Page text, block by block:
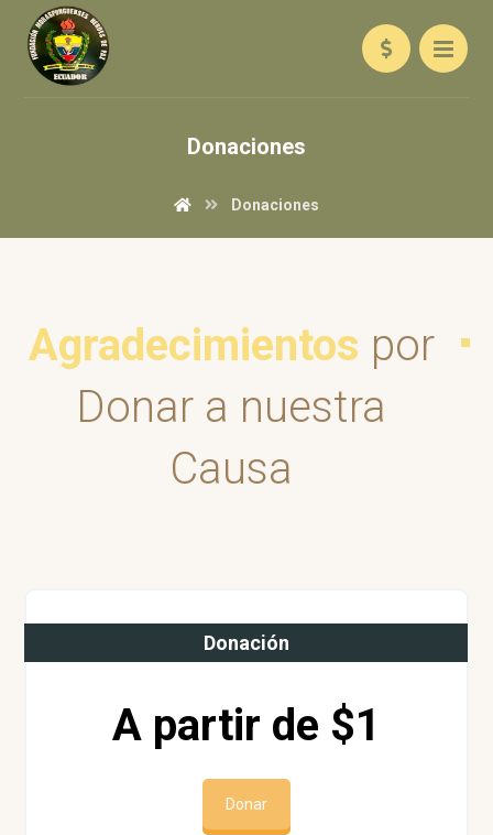
Donaciones
Donaciones
Agradecimientos por
Donar a nuestra
Causa
Donación
A partir de $1
Donar